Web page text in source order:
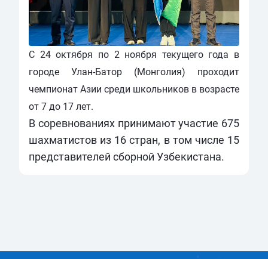
С 24 октября по 2 ноября текущего года в
городе Улан-Батор (Монголия) проходит
чемпионат Азии среди школьников в возрасте
от 7 до 17 лет.
В соревнованиях принимают участие 675
шахматистов из 16 стран, в том числе 15
представителей сборной Узбекистана.